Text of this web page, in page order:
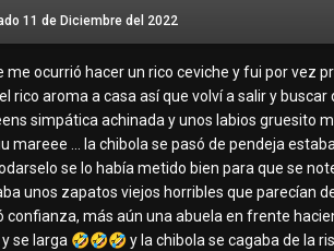
11 de Diciembre del 2022
me ocurrió hacer un rico ceviche y fui por vez
el rico aroma a casa así que volví a salir y
simpática achinada y unos labios gruesito
mareee ... la chibola se pasó de pendeja
se lo había metido bien para que se
unos zapatos viejos horribles que parecían
confianza, más aún una abuela en frente
se larga 🤣🤣🤣y la chibola se cagaba de la